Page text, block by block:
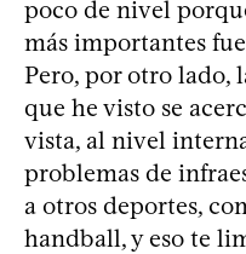
poco de nivel
más importantes
Pero, por otro lado,
que he visto se
vista, al nivel
problemas de
a otros deportes,
handball, y eso te